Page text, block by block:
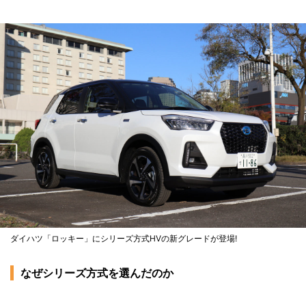
ダイハツ「ロッキー」にシリーズ方式HVの新グレードが登場!
なぜシリーズ方式を選んだのか